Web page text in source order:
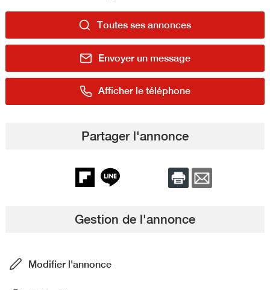
Toutes ses annonces
Envoyer un message
Afficher le téléphone
Partager l'annonce
Gestion de l'annonce
Modifier l'annonce